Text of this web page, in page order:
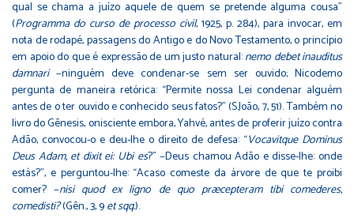
qual se chama a juízo aquele de quem se pretende alguma cousa”
(Programma do curso de processo civil, 1925, p. 284), para invocar, em
nota de rodapé, passagens do Antigo e do Novo Testamento, o princípio
em apoio do que é expressão de um justo natural:nemo debet inauditus
damnari−ninguém deve condenar-se sem ser ouvido; Nicodemo
pergunta de maneira retórica: “Permite nossa Lei condenar alguém
antes de o ter ouvido e conhecido seus fatos?” (S.João, 7, 51). Também no
livro do Gênesis, onisciente embora, Yahvé, antes de proferir juízo contra
Adão, convocou-o e deu-lhe o direito de defesa: “Vocavitque Dominus
Deus Adam, et dixit ei: Ubi es?” −Deus chamou Adão e disse-lhe: onde
estás?”, e perguntou-lhe: “Acaso comeste da árvore de que te proibi
comer? −nisi quod ex ligno de quo præcepteram tibi comederes,
comedisti?(Gên., 3, 9et sqq.).